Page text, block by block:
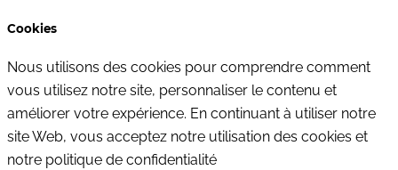
Cookies
Nous utilisons des cookies pour comprendre comment
vous utilisez notre site, personnaliser le contenu et
améliorer votre expérience. En continuant à utiliser notre
site Web, vous acceptez notre utilisation des cookies et
notre politique de confidentialité